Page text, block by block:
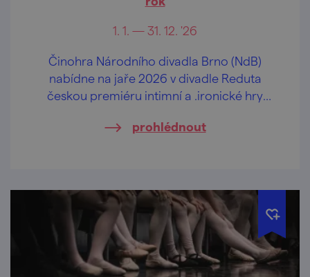
1. 1. — 31. 12. '26
Činohra Národního divadla Brno (NdB)
nabídne na jaře 2026 v divadle Reduta
českou premiéru intimní a .ironické hry
prohlédnout